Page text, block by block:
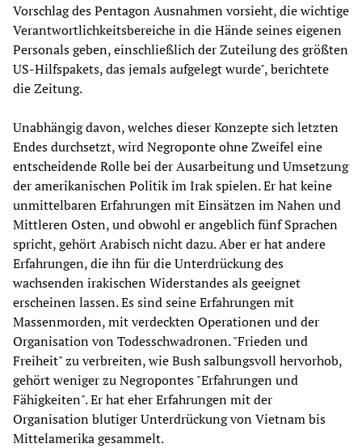
Vorschlag des Pentagon Ausnahmen vorsieht, die wichtige
Verantwortlichkeitsbereiche in die Hände seines eigenen
Personals geben, einschließlich der Zuteilung des größten
US-Hilfspakets, das jemals aufgelegt wurde", berichtete
die Zeitung.
Unabhängig davon, welches dieser Konzepte sich letzten
Endes durchsetzt, wird Negroponte ohne Zweifel eine
entscheidende Rolle bei der Ausarbeitung und Umsetzung
der amerikanischen Politik im Irak spielen. Er hat keine
unmittelbaren Erfahrungen mit Einsätzen im Nahen und
Mittleren Osten, und obwohl er angeblich fünf Sprachen
spricht, gehört Arabisch nicht dazu. Aber er hat andere
Erfahrungen, die ihn für die Unterdrückung des
wachsenden irakischen Widerstandes als geeignet
erscheinen lassen. Es sind seine Erfahrungen mit
Massenmorden, mit verdeckten Operationen und der
Organisation von Todesschwadronen. "Frieden und
Freiheit" zu verbreiten, wie Bush salbungsvoll hervorhob,
gehört weniger zu Negropontes "Erfahrungen und
Fähigkeiten". Er hat eher Erfahrungen mit der
Organisation blutiger Unterdrückung von Vietnam bis
Mittelamerika gesammelt.